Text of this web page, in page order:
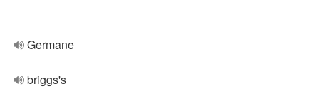
Germane
briggs's